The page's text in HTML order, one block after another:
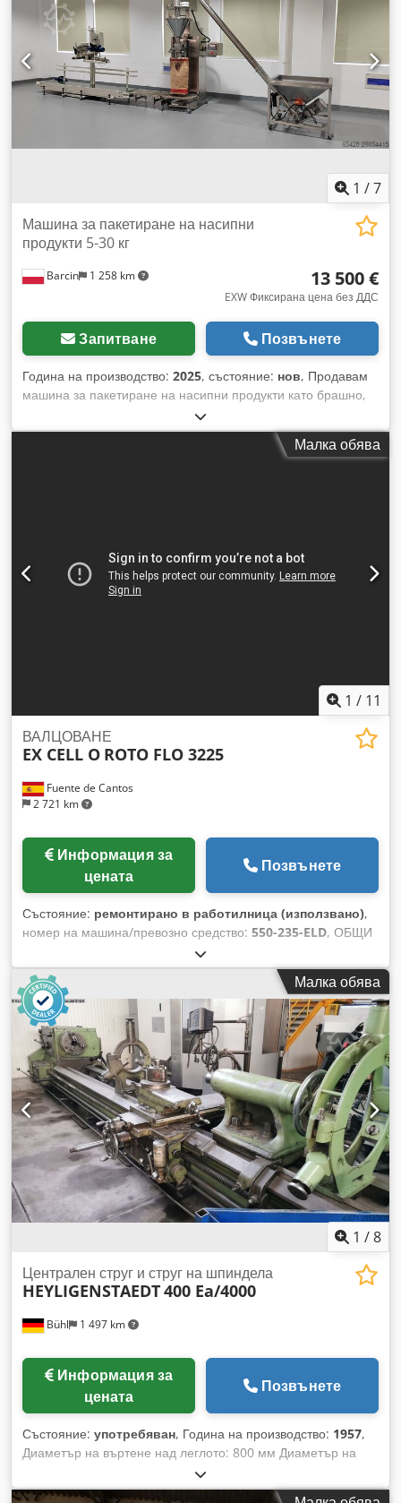
1 /7
Barcin 1 258 km
Машина за пакетиране на насипни
продукти 5-30 кг
13 500 €
EXW Фиксирана цена без ДДС
Запитване Позвънете
Година на производство: 2025, състояние: нов, Продавам
машина за пакетиране на насипни продукти като брашно,
захар, мляко на прах, подправки и много други. Обхватът
на пакетиране е 5-30 кг в хартиени или пластмасови
чували. Комплектът включва шнеков дозатор с бункер и
прахоуловител. Цена: 56 500 PLN за износ. Добре дошли!
Crsdpjxfaptsfx Akwef
Малка обява
1 / 11
Fuente de Cantos
2 721 km
ВАЛЦОВАНЕ
EX CELL O ROTO FLO 3225
Информация за
цената
Позвънете
Състояние: ремонтирано в работилница (използвано),
номер на машина/превозно средство: 550-235-ELD, ОБЩИ
ХАРАКТЕРИСТИКИ Максимален диаметър за ламиниране:
41 mm Диапазон на модула макс/мин: 1,5 / 0,39
Максимална ширина за ламиниране: 92 mm Максимален
ход на инструмента: 760 mm Crsdped Nw Ttjfx Akwef
Максимална дължина на зъбната рейка: 610 mm
Максимален/минимален диаметрова стъпка (DP): 20/40-
32/64 Сериен номер: 550-235-ELD ЕЛЕКТРИЧЕСКИ
ХАРАКТЕРИСТИКИ Мощност на основния двигател: 15 к.с.
Малка обява
1 /8
Bühl 1 497 km
Централен струг и струг на шпиндела
HEYLIGENSTAEDT400 Ea/4000
Информация за
цената
Позвънете
Състояние: употребяван, Година на производство: 1957,
Диаметър на въртене над леглото: 800 мм Диаметър на
въртене над супорта: 540 мм Дължина на въртене: 4000
мм Височина на центъра: 400 мм Разстояние между